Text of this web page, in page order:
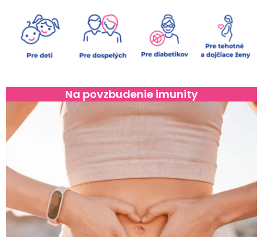
Na povzbudenie imunity